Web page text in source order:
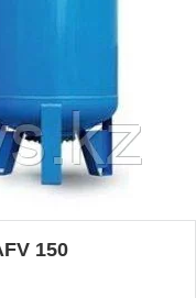
150